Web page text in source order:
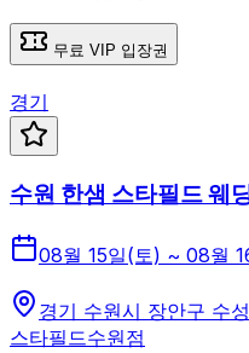
무료 VIP 입장권
경기
수원 한샘 스타필드 웨
08월 15일(토) ~ 08월
경기 수원시 장안구 수
스타필드수원점